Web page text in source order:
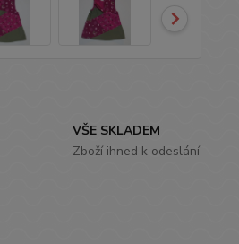
VŠE SKLADEM
Zboží ihned k odeslání